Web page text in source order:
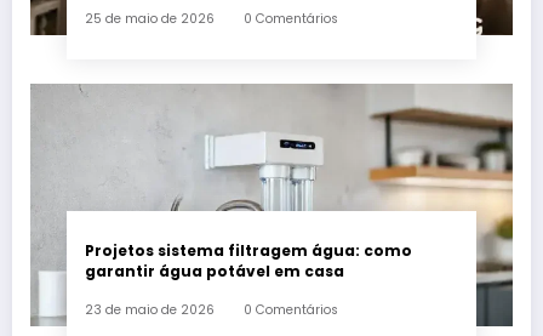
25 de maio de 2026 0 Comentários
Projetos sistema filtragem água: como
garantir água potável em casa
23 de maio de 2026 0 Comentários